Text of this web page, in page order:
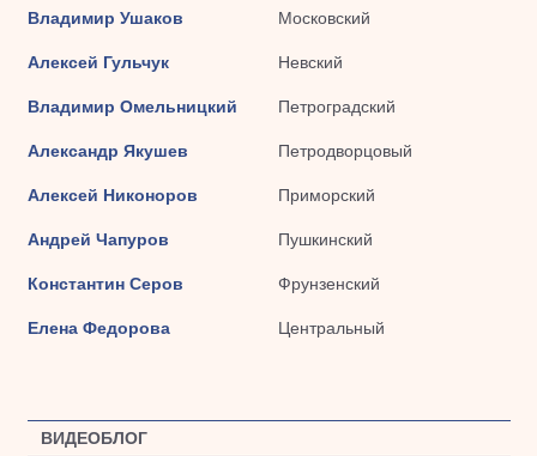
Владимир Ушаков Московский
Алексей Гульчук Невский
Владимир Омельницкий Петроградский
Александр Якушев Петродворцовый
Алексей Никоноров Приморский
Андрей Чапуров Пушкинский
Константин Серов Фрунзенский
Елена Федорова Центральный
ВИДЕОБЛОГ